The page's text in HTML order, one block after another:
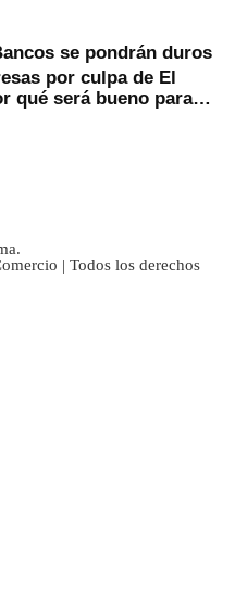
se pondrán duros
por culpa de El
qué será bueno para
| Todos los derechos